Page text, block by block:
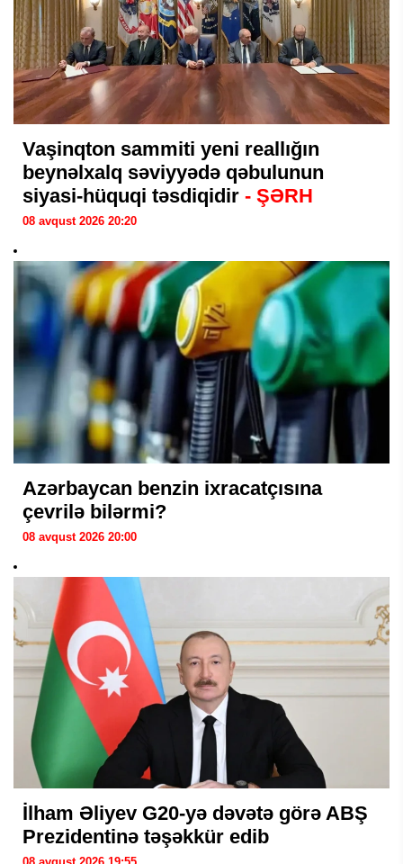
Vaşinqton sammiti yeni reallığın
beynəlxalq səviyyədə qəbulunun
siyasi-hüquqi təsdiqidir - ŞƏRH
08 avqust 2026 20:20
Azərbaycan benzin ixracatçısına
çevrilə bilərmi?
08 avqust 2026 20:00
İlham Əliyev G20-yə dəvətə görə ABŞ
Prezidentinə təşəkkür edib